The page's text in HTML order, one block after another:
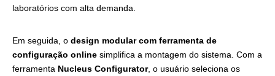
laboratórios com alta demanda.
Em seguida, o design modular com ferramenta de
configuração online simplifica a montagem do sistema. Com a
ferramenta Nucleus Configurator, o usuário seleciona os